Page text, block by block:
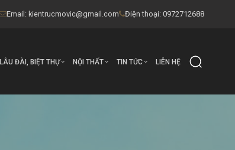
Email: kientrucmovic@gmail.com Điện thoại: 0972712688
LÂU ĐÀI, BIỆT THỰ NỘI THẤT TIN TỨC LIÊN HỆ